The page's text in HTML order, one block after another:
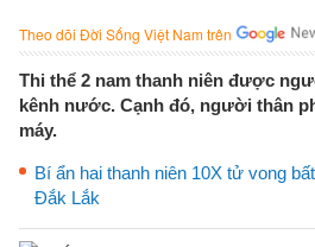
Theo dõi Đời Sống Việt Nam trên
Thi thể 2 nam thanh niên được
kênh nước. Cạnh đó, người thân
máy.
Bí ẩn hai thanh niên 10X tử vong
Đắk Lắk